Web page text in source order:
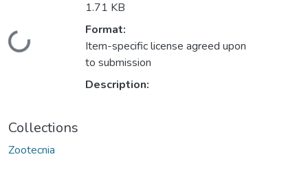
1.71 KB
Format:
Item-specific license agreed upon
to submission
Description:
Collections
Zootecnia